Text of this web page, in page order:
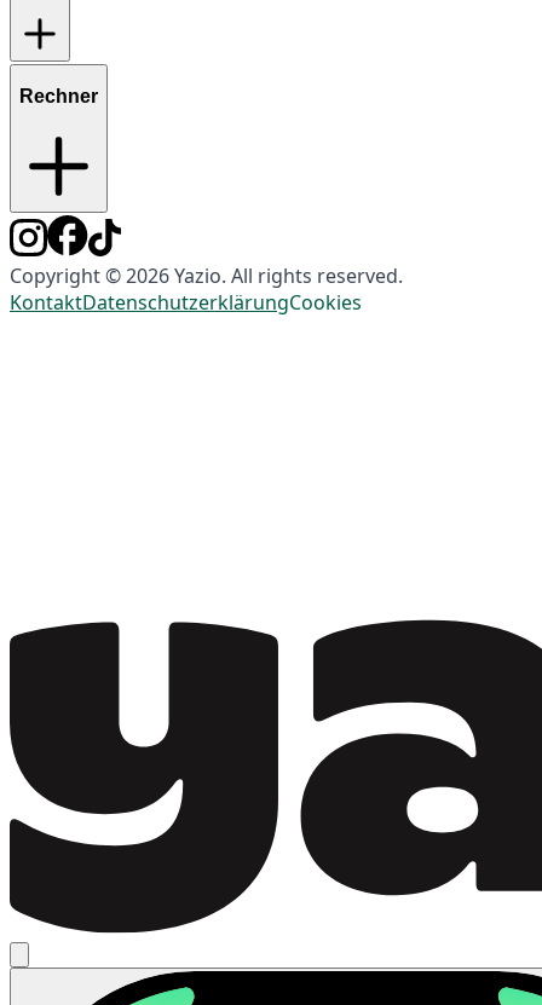
Rechner
Copyright © 2026 Yazio. All rights reserved.
KontaktDatenschutzerklärungCookies